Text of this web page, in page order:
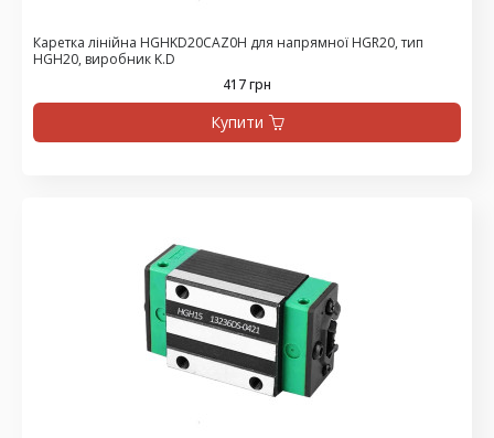
Каретка лінійна HGHKD20CAZ0H для напрямної HGR20, тип
HGH20, виробник K.D
417 грн
Купити